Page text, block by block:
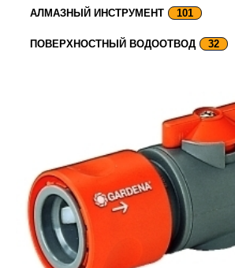
АЛМАЗНЫЙ ИНСТРУМЕНТ 101
ПОВЕРХНОСТНЫЙ ВОДООТВОД 32